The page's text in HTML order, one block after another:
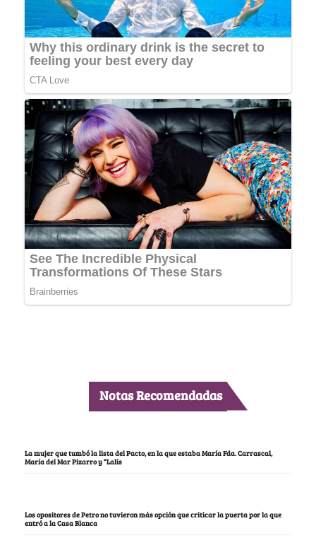
Notas Recomendadas
La mujer que tumbó la lista del Pacto, en la que estaba María Fda. Carrascal,
María del Mar Pizarro y “Lalis
Los opositores de Petro no tuvieron más opción que criticar la puerta por la que
entró a la Casa Blanca